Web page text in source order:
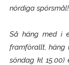
nördiga spörsmål!
Så häng med i
framförallt, häng
söndag kl